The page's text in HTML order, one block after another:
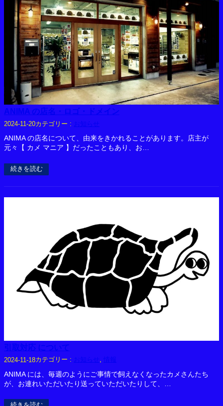
ANIMA の店名・ロゴ・ドメイン
2024-11-20カテゴリー : お知らせ
ANIMA の店名について、由来をきかれることがあります。店主が
元々【 カメ マニア 】だったこともあり、お…
続きを読む
引取対応 について
2024-11-18カテゴリー : お知らせ, 情報
ANIMA には、毎週のようにご事情で飼えなくなったカメさんたち
が、お連れいただいたり送っていただいたりして、…